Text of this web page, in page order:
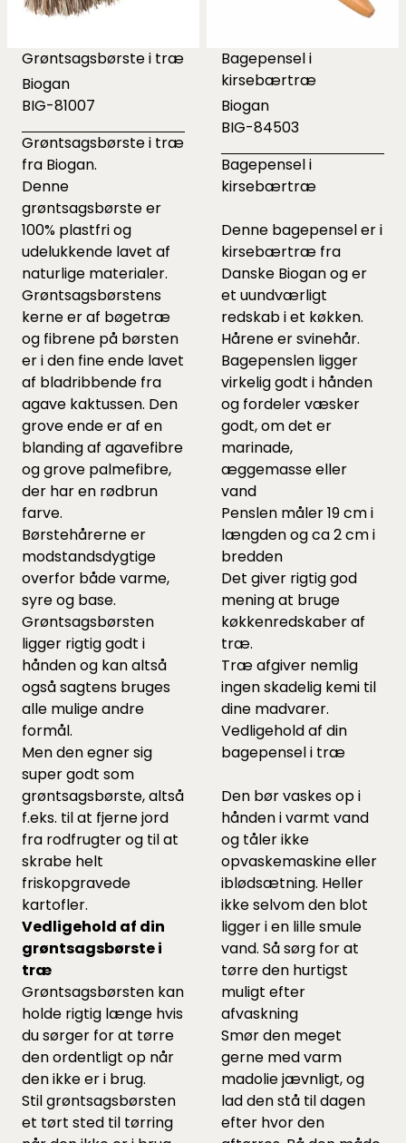
Grøntsagsbørste i træ
Biogan
BIG-81007
Grøntsagsbørste i træ
fra Biogan.
Denne
grøntsagsbørste er
100% plastfri og
udelukkende lavet af
naturlige materialer.
Grøntsagsbørstens
kerne er af bøgetræ
og fibrene på børsten
er i den fine ende lavet
af bladribbende fra
agave kaktussen. Den
grove ende er af en
blanding af agavefibre
og grove palmefibre,
der har en rødbrun
farve.
Børstehårerne er
modstandsdygtige
overfor både varme,
syre og base.
Grøntsagsbørsten
ligger rigtig godt i
hånden og kan altså
også sagtens bruges
alle mulige andre
formål.
Men den egner sig
super godt som
grøntsagsbørste, altså
f.eks. til at fjerne jord
fra rodfrugter og til at
skrabe helt
friskopgravede
kartofler.
Vedligehold af din
grøntsagsbørste i
træ
Grøntsagsbørsten kan
holde rigtig længe hvis
du sørger for at tørre
den ordentligt op når
den ikke er i brug.
Stil grøntsagsbørsten
et tørt sted til tørring
Bagepensel i
kirsebærtræ
Biogan
BIG-84503
Bagepensel i
kirsebærtræ
Denne bagepensel er i
kirsebærtræ fra
Danske Biogan og er
et uundværligt
redskab i et køkken.
Hårene er svinehår.
Bagepenslen ligger
virkelig godt i hånden
og fordeler væsker
godt, om det er
marinade,
æggemasse eller
vand
Penslen måler 19 cm i
længden og ca 2 cm i
bredden
Det giver rigtig god
mening at bruge
køkkenredskaber af
træ.
Træ afgiver nemlig
ingen skadelig kemi til
dine madvarer.
Vedligehold af din
bagepensel i træ
Den bør vaskes op i
hånden i varmt vand
og tåler ikke
opvaskemaskine eller
iblødsætning. Heller
ikke selvom den blot
ligger i en lille smule
vand. Så sørg for at
tørre den hurtigst
muligt efter
afvaskning
Smør den meget
gerne med varm
madolie jævnligt, og
lad den stå til dagen
efter hvor den